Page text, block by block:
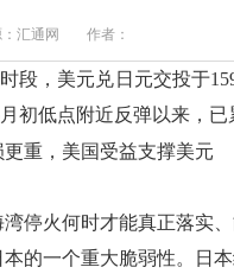
汇通网 作者：
，美元兑日元交投于
初低点附近反弹以来，已
重，美国受益支撑美元
火何时才能真正落实、
的一个重大脆弱性。日